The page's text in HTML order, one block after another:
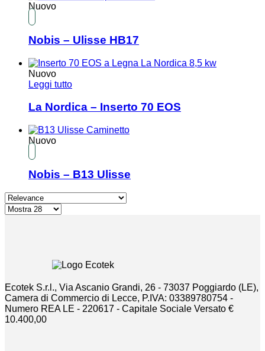
Nuovo
Nobis – Ulisse HB17
Nuovo
Leggi tutto
La Nordica – Inserto 70 EOS
Nuovo
Nobis – B13 Ulisse
Ecotek S.r.l., Via Ascanio Grandi, 26 - 73037 Poggiardo (LE),
Camera di Commercio di Lecce, P.IVA: 03389780754 -
Numero REA LE - 220617 - Capitale Sociale Versato €
10.400,00